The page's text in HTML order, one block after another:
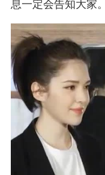
息一定会告知大家。